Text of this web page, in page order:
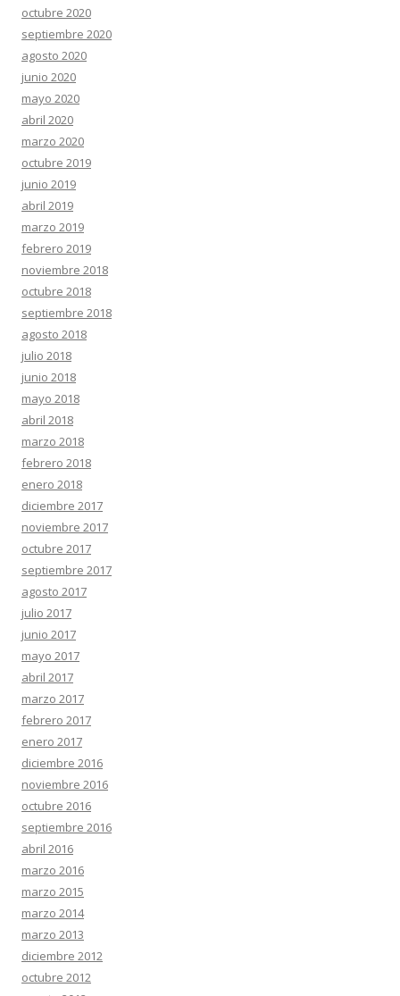
octubre 2020
septiembre 2020
agosto 2020
junio 2020
mayo 2020
abril 2020
marzo 2020
octubre 2019
junio 2019
abril 2019
marzo 2019
febrero 2019
noviembre 2018
octubre 2018
septiembre 2018
agosto 2018
julio 2018
junio 2018
mayo 2018
abril 2018
marzo 2018
febrero 2018
enero 2018
diciembre 2017
noviembre 2017
octubre 2017
septiembre 2017
agosto 2017
julio 2017
junio 2017
mayo 2017
abril 2017
marzo 2017
febrero 2017
enero 2017
diciembre 2016
noviembre 2016
octubre 2016
septiembre 2016
abril 2016
marzo 2016
marzo 2015
marzo 2014
marzo 2013
diciembre 2012
octubre 2012